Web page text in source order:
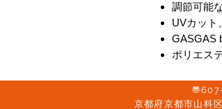
調節可能
UVカット
GASGAS
ポリエス
〠
京都府京都市山科